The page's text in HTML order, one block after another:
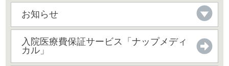
お知らせ
入院医療費保証サービス「ナップメディ
カル」